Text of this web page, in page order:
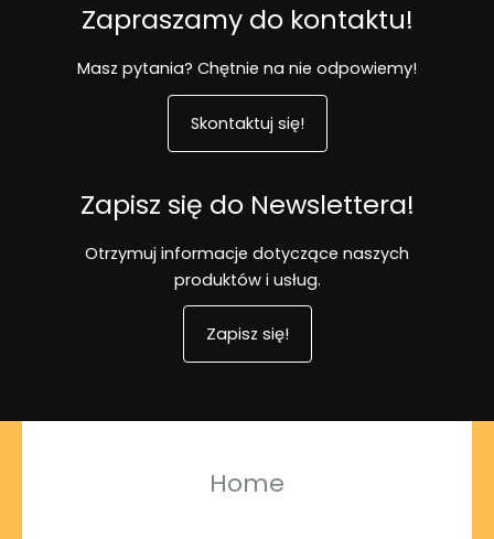
Zapraszamy do kontaktu!
Masz pytania? Chętnie na nie odpowiemy!
Skontaktuj się!
Zapisz się do Newslettera!
Otrzymuj informacje dotyczące naszych
produktów i usług.
Zapisz się!
Home